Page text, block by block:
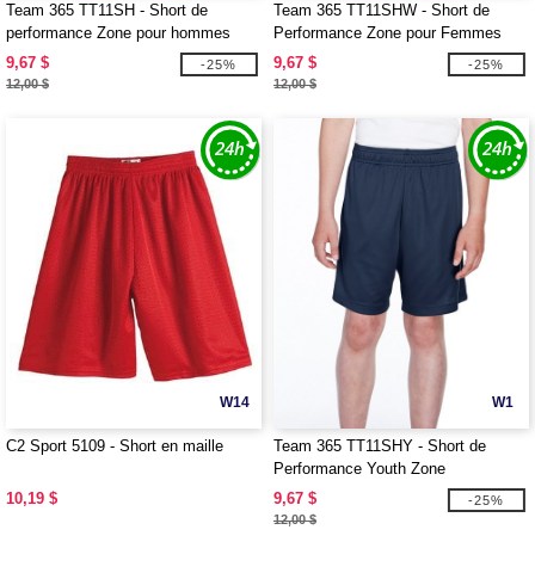
Team 365 TT11SH - Short de
performance Zone pour hommes
9,67 $
12,00 $
-25%
Team 365 TT11SHW - Short de
Performance Zone pour Femmes
9,67 $
12,00 $
-25%
W14
C2 Sport 5109 - Short en maille
10,19 $
W1
Team 365 TT11SHY - Short de
Performance Youth Zone
9,67 $
12,00 $
-25%